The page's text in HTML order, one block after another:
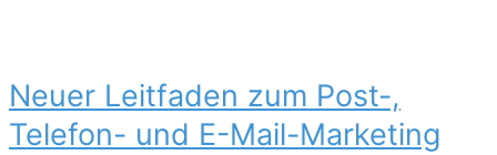
Neuer Leitfaden zum Post-,
Telefon- und E-Mail-Marketing